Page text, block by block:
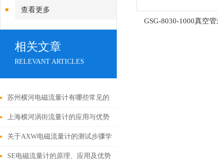
查看更多
相关文章
RELEVANT ARTICLES
苏州横河电磁流量计有哪些常见的
故障？解决方法是什么？
上海横河涡街流量计的应用与优势
关于AXW电磁流量计的测试步骤学
习一下
SE电磁流量计的原理、应用及优势
GSG-8030-1000真空